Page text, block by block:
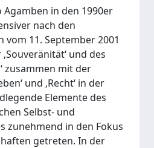
in den 1990er
nach den
11. September 2001
und des
zusammen mit der
und ‚Recht‘ in der
Elemente des
Selbst- und
zunehmend in den Fokus
getreten. In der